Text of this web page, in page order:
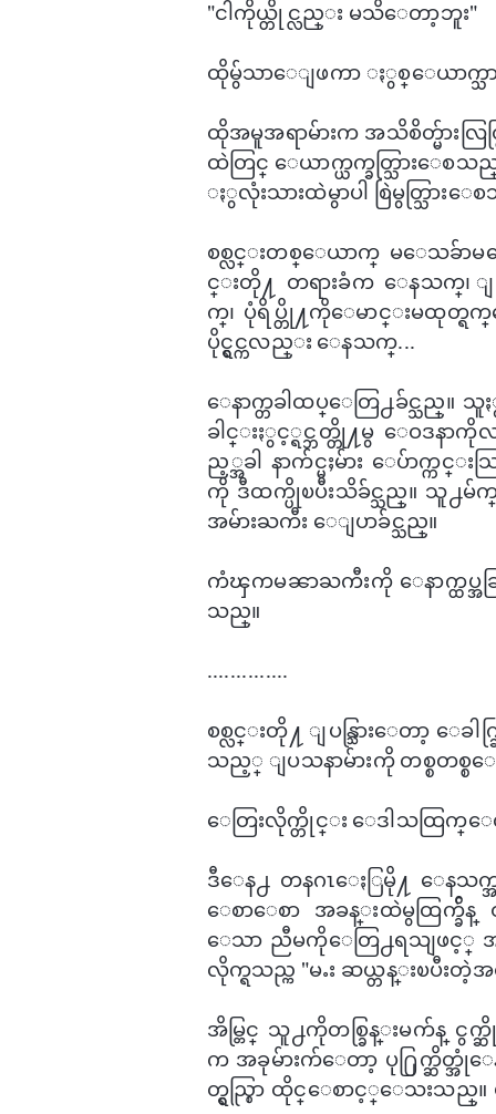
"ငါကိုယ္တိုင္လည္း မသိ​ေတာ့ဘူး"
ထိုမွ်သာ​ေျဖကာ ႏွစ္​ေယာက္သာ
ထိုအမူအရာမ်ားက အသိစိတ္မ်ားလြ
ထဲတြင္ ​ေယာက္ယက္ခတ္သြား​ေစ
ႏွလုံးသားထဲမွာပါ စြဲမွတ္သြား​ေ
စစ္လင္းတစ္​ေယာက္ မ​ေသခ်ာ
င္းတို႔ တရားခံက ​ေနသက္၊
က္၊ ​ပုံရိပ္တို႔ကိုေမာင္းမထုတ္ရ
ပိုင္ရွင္ကလည္း ​ေနသက္...
ေနာက္တခါထပ္​ေတြ႕ခ်င္သည္
ခါင္းႏွင့္ရင္ဘတ္တို႔မွ ​ေဝဒနာ
ည့္အခါ နာက်င္မႈမ်ား ​ေပ်ာက္က
ကို ဒီထက္ပိုၿပီးသိခ်င္သည္။ သူ႕
အမ်ားႀကီး ​ေျပာခ်င္သည္။
ကံၾကမၼာႀကီးကို ​ေနာက္ထပ္အခြ
သည္။
..............
စစ္လင္းတို႔ ျပန္သြား​ေတာ့ ​​​ေခါ
သည့္ ျပသနာမ်ားကို တစ္စတစ္
ေတြးလိုက္တိုင္း ​ေဒါသထြက္​ေလပ
ဒီ​​ေန႕ တနဂၤ​ေႏြမို႔ ​ေနသက္
ေစာ​ေစာ အခန္းထဲမွထြက္ခ်ိန္
ေသာ ညီမကို​ေတြ႕ရသျဖင့္ အႀကီး
လိုက္ရသည္က "မႉး ဆယ္တန္း​ၿပီ
အိမ္တြင္ သူ႕ကိုတစ္ခြန္းမက်
က အခုမ်ားက်​ေတာ့ ပု႐ြက္ဆိတ္အုံ​
တ္ရွည္စြာ ထိုင္​ေစာင့္​ေသးသည္